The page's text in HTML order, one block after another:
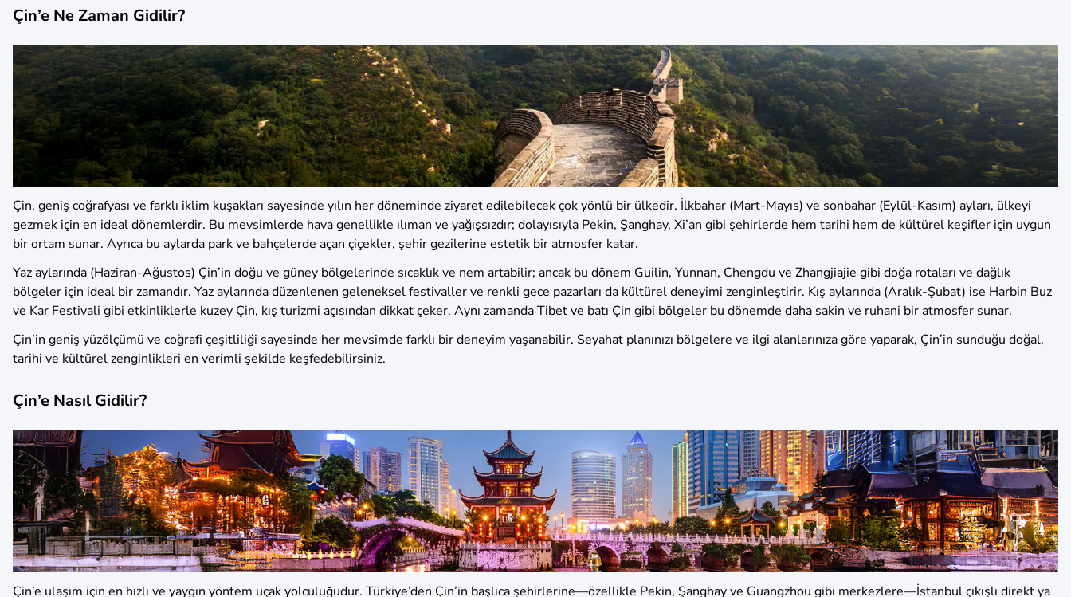
Çin’e Ne Zaman Gidilir?
Çin, geniş coğrafyası ve farklı iklim kuşakları sayesinde yılın her döneminde ziyaret edilebilecek çok yönlü bir ülkedir. İlkbahar (Mart-Mayıs) ve sonbahar (Eylül-Kasım) ayları, ülkeyi
gezmek için en ideal dönemlerdir. Bu mevsimlerde hava genellikle ılıman ve yağışsızdır; dolayısıyla Pekin, Şanghay, Xi’an gibi şehirlerde hem tarihi hem de kültürel keşifler için uygun
bir ortam sunar. Ayrıca bu aylarda park ve bahçelerde açan çiçekler, şehir gezilerine estetik bir atmosfer katar.
Yaz aylarında (Haziran-Ağustos) Çin’in doğu ve güney bölgelerinde sıcaklık ve nem artabilir; ancak bu dönem Guilin, Yunnan, Chengdu ve Zhangjiajie gibi doğa rotaları ve dağlık
bölgeler için ideal bir zamandır. Yaz aylarında düzenlenen geleneksel festivaller ve renkli gece pazarları da kültürel deneyimi zenginleştirir. Kış aylarında (Aralık-Şubat) ise Harbin Buz
ve Kar Festivali gibi etkinliklerle kuzey Çin, kış turizmi açısından dikkat çeker. Aynı zamanda Tibet ve batı Çin gibi bölgeler bu dönemde daha sakin ve ruhani bir atmosfer sunar.
Çin’in geniş yüzölçümü ve coğrafi çeşitliliği sayesinde her mevsimde farklı bir deneyim yaşanabilir. Seyahat planınızı bölgelere ve ilgi alanlarınıza göre yaparak, Çin’in sunduğu doğal,
tarihi ve kültürel zenginlikleri en verimli şekilde keşfedebilirsiniz.
Çin’e Nasıl Gidilir?
Çin’e ulaşım için en hızlı ve yaygın yöntem uçak yolculuğudur. Türkiye’den Çin’in başlıca şehirlerine—özellikle Pekin, Şanghay ve Guangzhou gibi merkezlere—İstanbul çıkışlı direkt ya